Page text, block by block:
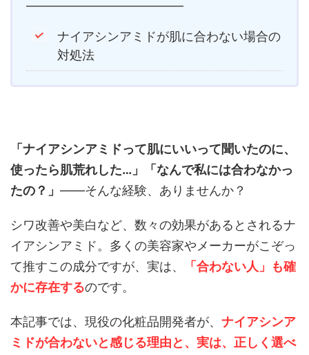
ナイアシンアミドが肌に合わない場合の
対処法
「ナイアシンアミドって肌にいいって聞いたのに、
使ったら肌荒れした…」「なんで私には合わなかっ
たの？」 ——そんな経験、ありませんか？
シワ改善や美白など、数々の効果があるとされるナ
イアシンアミド。多くの美容家やメーカーがこぞっ
て推すこの成分ですが、実は、
「合わない人」も確
かに存在するのです。
本記事では、現役の化粧品開発者が、 ナイアシンア
ミドが合わないと感じる理由と、実は、正しく選べ